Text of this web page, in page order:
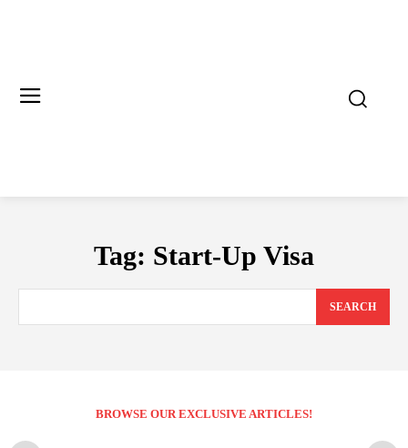
Tag: Start-Up Visa
SEARCH
BROWSE OUR EXCLUSIVE ARTICLES!